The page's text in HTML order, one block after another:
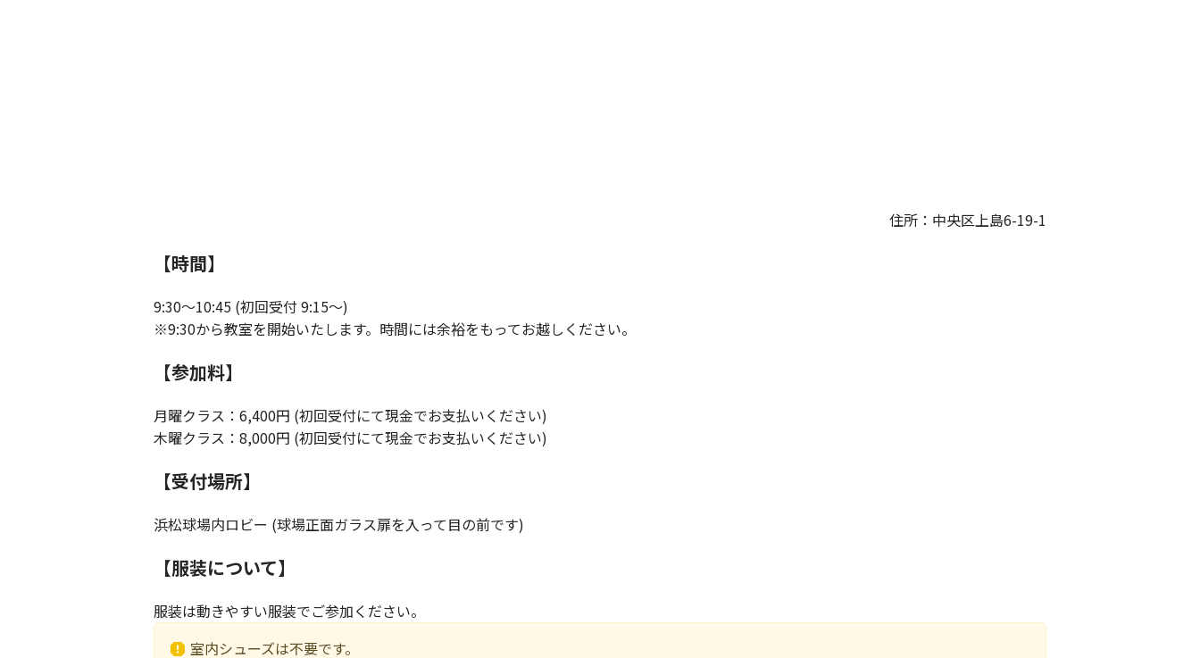
住所：中央区上島6-19-1
【時間】
9:30～10:45 (初回受付 9:15～)
※9:30から教室を開始いたします。時間には余裕をもってお越しください。
【参加料】
月曜クラス：6,400円 (初回受付にて現金でお支払いください)
木曜クラス：8,000円 (初回受付にて現金でお支払いください)
【受付場所】
浜松球場内ロビー (球場正面ガラス扉を入って目の前です)
【服装について】
服装は動きやすい服装でご参加ください。
室内シューズは不要です。